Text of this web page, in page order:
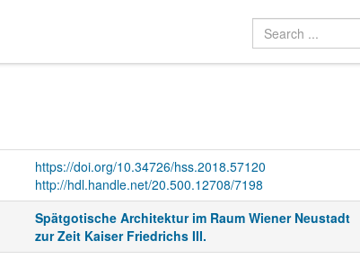
https://doi.org/10.34726/hss.2018.57120
http://hdl.handle.net/20.500.12708/7198
Spätgotische Architektur im Raum Wiener Neustadt
zur Zeit Kaiser Friedrichs III.